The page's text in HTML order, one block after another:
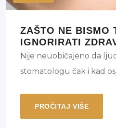
ZAŠTO NE BISMO
IGNORIRATI
ZUBI?
Nije neuobičajeno da
stomatologu čak i kad
odgoditi liječenje dok se
sljedećeg posjeta,
PROČITAJ VIŠE